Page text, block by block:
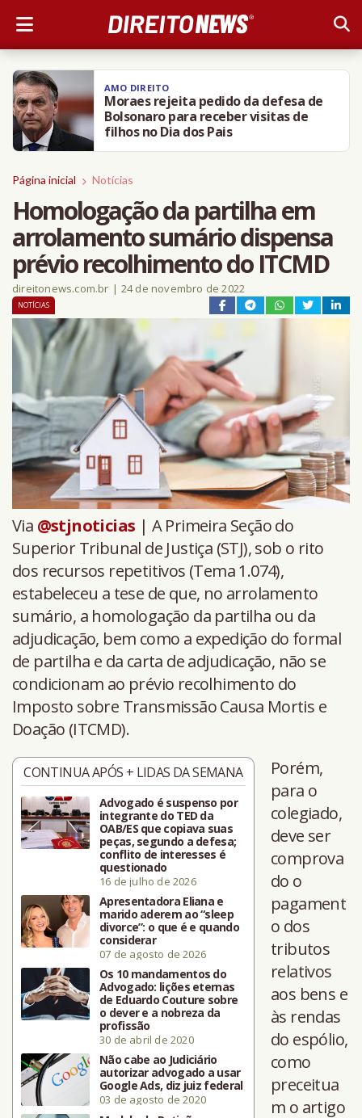
AMO DIREITO
Moraes rejeita pedido da defesa de
Bolsonaro para receber visitas de
filhos no Dia dos Pais
Página inicial Notícias
Homologação da partilha em
arrolamento sumário dispensa
prévio recolhimento do ITCMD
direitonews.com.br | 24 de novembro de 2022
NOTÍCIAS
Via @stjnoticias | A Primeira Seção do
Superior Tribunal de Justiça (STJ), sob o rito
dos recursos repetitivos (Tema 1.074),
estabeleceu a tese de que, no arrolamento
sumário, a homologação da partilha ou da
adjudicação, bem como a expedição do formal
de partilha e da carta de adjudicação, não se
condicionam ao prévio recolhimento do
Imposto sobre Transmissão Causa Mortis e
Doação (ITCMD).
CONTINUA APÓS + LIDAS DA SEMANA
Advogado é suspenso por
integrante do TED da
OAB/ES que copiava suas
peças, segundo a defesa;
conflito de interesses é
questionado
16 de julho de 2026
Apresentadora Eliana e
marido aderem ao “sleep
divorce”: o que é e quando
considerar
07 de agosto de 2026
Os 10 mandamentos do
Advogado: lições eternas
de Eduardo Couture sobre
o dever e a nobreza da
profissão
30 de abril de 2020
Não cabe ao Judiciário
autorizar advogado a usar
Google Ads, diz juiz federal
03 de agosto de 2020
Porém,
para o
colegiado,
deve ser
comprova
do o
pagament
o dos
tributos
relativos
aos bens e
às rendas
do espólio,
como
preceitua
m o artigo